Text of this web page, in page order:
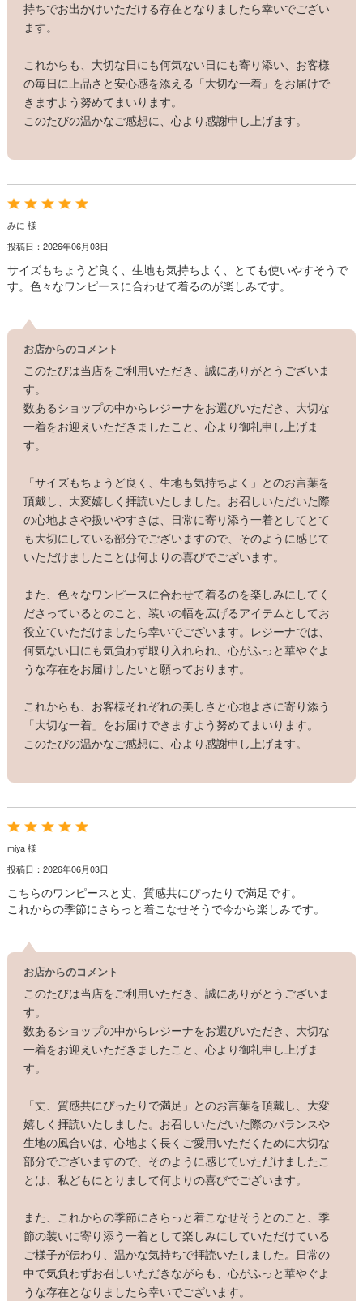
持ちでお出かけいただける存在となりましたら幸いでござい
ます。
これからも、大切な日にも何気ない日にも寄り添い、お客様
の毎日に上品さと安心感を添える「大切な一着」をお届けで
きますよう努めてまいります。
このたびの温かなご感想に、心より感謝申し上げます。
みに 様
投稿日：2026年06月03日
サイズもちょうど良く、生地も気持ちよく、とても使いやすそうで
す。色々なワンピースに合わせて着るのが楽しみです。
お店からのコメント
このたびは当店をご利用いただき、誠にありがとうございま
す。
数あるショップの中からレジーナをお選びいただき、大切な
一着をお迎えいただきましたこと、心より御礼申し上げま
す。
「サイズもちょうど良く、生地も気持ちよく」とのお言葉を
頂戴し、大変嬉しく拝読いたしました。お召しいただいた際
の心地よさや扱いやすさは、日常に寄り添う一着としてとて
も大切にしている部分でございますので、そのように感じて
いただけましたことは何よりの喜びでございます。
また、色々なワンピースに合わせて着るのを楽しみにしてく
ださっているとのこと、装いの幅を広げるアイテムとしてお
役立ていただけましたら幸いでございます。レジーナでは、
何気ない日にも気負わず取り入れられ、心がふっと華やぐよ
うな存在をお届けしたいと願っております。
これからも、お客様それぞれの美しさと心地よさに寄り添う
「大切な一着」をお届けできますよう努めてまいります。
このたびの温かなご感想に、心より感謝申し上げます。
miya 様
投稿日：2026年06月03日
こちらのワンピースと丈、質感共にぴったりで満足です。
これからの季節にさらっと着こなせそうで今から楽しみです。
お店からのコメント
このたびは当店をご利用いただき、誠にありがとうございま
す。
数あるショップの中からレジーナをお選びいただき、大切な
一着をお迎えいただきましたこと、心より御礼申し上げま
す。
「丈、質感共にぴったりで満足」とのお言葉を頂戴し、大変
嬉しく拝読いたしました。お召しいただいた際のバランスや
生地の風合いは、心地よく長くご愛用いただくために大切な
部分でございますので、そのように感じていただけましたこ
とは、私どもにとりまして何よりの喜びでございます。
また、これからの季節にさらっと着こなせそうとのこと、季
節の装いに寄り添う一着として楽しみにしていただけている
ご様子が伝わり、温かな気持ちで拝読いたしました。日常の
中で気負わずお召しいただきながらも、心がふっと華やぐよ
うな存在となりましたら幸いでございます。